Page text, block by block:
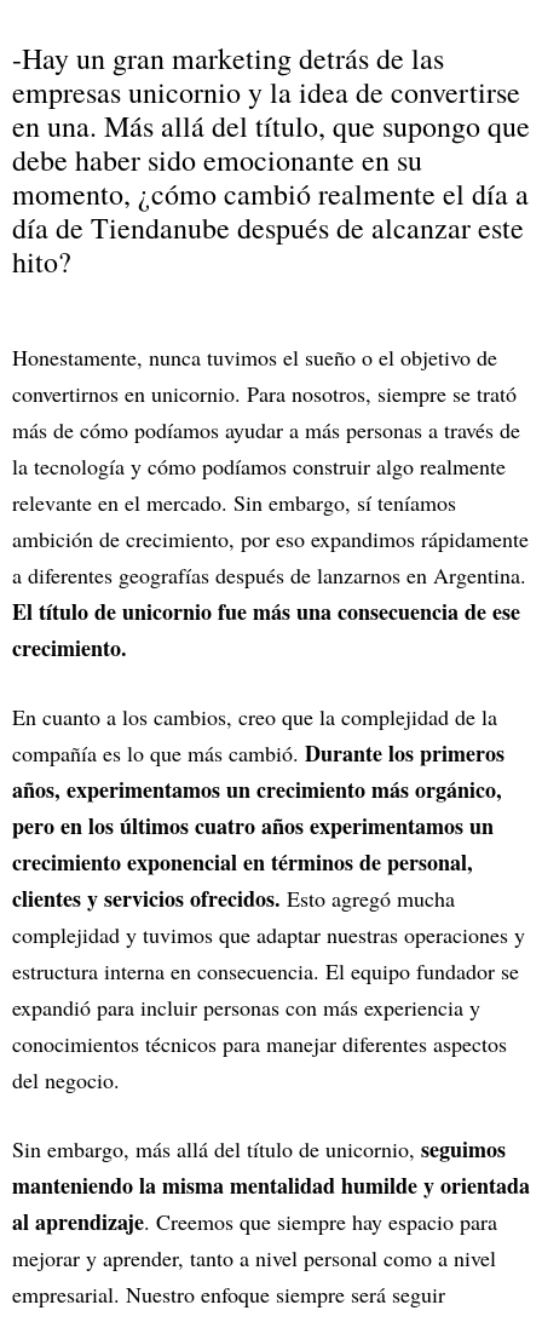
-Hay un gran marketing detrás de las
empresas unicornio y la idea de convertirse
en una. Más allá del título, que supongo que
debe haber sido emocionante en su
momento, ¿cómo cambió realmente el día a
día de Tiendanube después de alcanzar este
hito?
Honestamente, nunca tuvimos el sueño o el objetivo de
convertirnos en unicornio. Para nosotros, siempre se trató
más de cómo podíamos ayudar a más personas a través de
la tecnología y cómo podíamos construir algo realmente
relevante en el mercado. Sin embargo, sí teníamos
ambición de crecimiento, por eso expandimos rápidamente
a diferentes geografías después de lanzarnos en Argentina.
El título de unicornio fue más una consecuencia de ese
crecimiento.
En cuanto a los cambios, creo que la complejidad de la
compañía es lo que más cambió. Durante los primeros
años, experimentamos un crecimiento más orgánico,
pero en los últimos cuatro años experimentamos un
crecimiento exponencial en términos de personal,
clientes y servicios ofrecidos. Esto agregó mucha
complejidad y tuvimos que adaptar nuestras operaciones y
estructura interna en consecuencia. El equipo fundador se
expandió para incluir personas con más experiencia y
conocimientos técnicos para manejar diferentes aspectos
del negocio.
Sin embargo, más allá del título de unicornio, seguimos
manteniendo la misma mentalidad humilde y orientada
al aprendizaje. Creemos que siempre hay espacio para
mejorar y aprender, tanto a nivel personal como a nivel
empresarial. Nuestro enfoque siempre será seguir